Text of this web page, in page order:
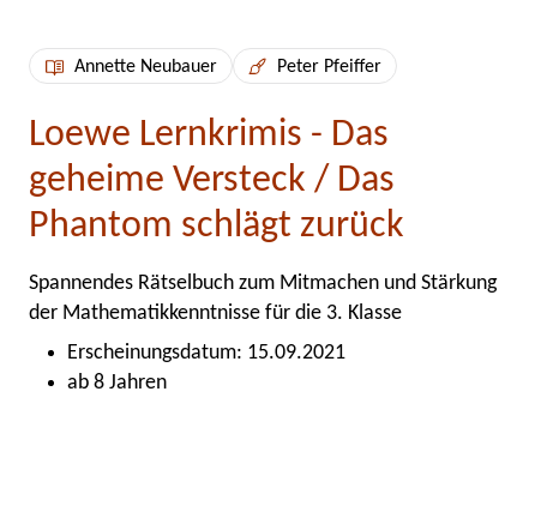
Annette Neubauer Peter Pfeiffer
Loewe Lernkrimis - Das
geheime Versteck / Das
Phantom schlägt zurück
Spannendes Rätselbuch zum Mitmachen und Stärkung
der Mathematikkenntnisse für die 3. Klasse
Erscheinungsdatum: 15.09.2021
ab 8 Jahren